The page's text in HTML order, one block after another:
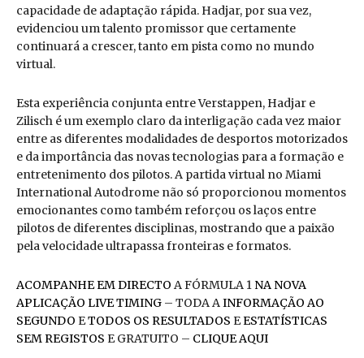
capacidade de adaptação rápida. Hadjar, por sua vez,
evidenciou um talento promissor que certamente
continuará a crescer, tanto em pista como no mundo
virtual.
Esta experiência conjunta entre Verstappen, Hadjar e
Zilisch é um exemplo claro da interligação cada vez maior
entre as diferentes modalidades de desportos motorizados
e da importância das novas tecnologias para a formação e
entretenimento dos pilotos. A partida virtual no Miami
International Autodrome não só proporcionou momentos
emocionantes como também reforçou os laços entre
pilotos de diferentes disciplinas, mostrando que a paixão
pela velocidade ultrapassa fronteiras e formatos.
ACOMPANHE EM DIRECTO A FÓRMULA 1 NA NOVA
APLICAÇÃO LIVE TIMING – TODA AINFORMAÇÃO AO
SEGUNDO ETODOS OS RESULTADOS EESTATÍSTICAS
SEM REGISTOS E GRATUITO – CLIQUE AQUI